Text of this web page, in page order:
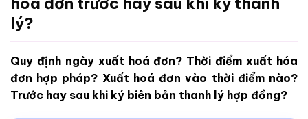
lý?
Quy định ngày xuất hoá đơn? Thời điểm xuất hóa
đơn hợp pháp? Xuất hoá đơn vào thời điểm nào?
Trước hay sau khi ký biên bản thanh lý hợp đồng?